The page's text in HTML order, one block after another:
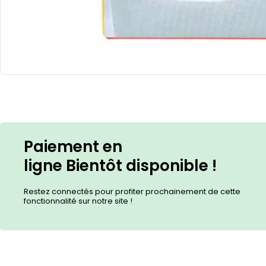
Paiement en
ligne Bientôt disponible !
Restez connectés pour profiter prochainement de cette
fonctionnalité sur notre site !